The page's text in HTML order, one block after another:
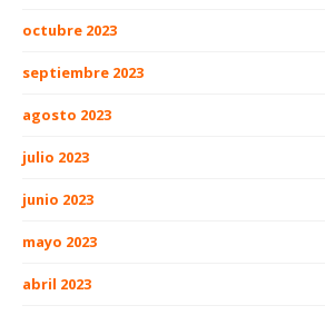
octubre 2023
septiembre 2023
agosto 2023
julio 2023
junio 2023
mayo 2023
abril 2023